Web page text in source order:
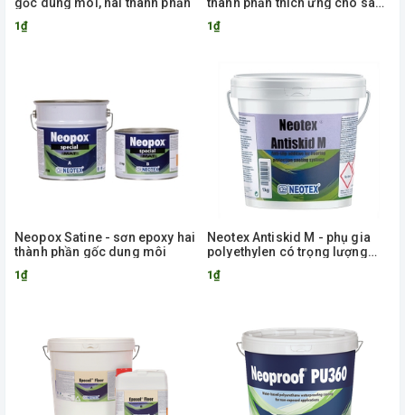
1₫ 1₫
Neopox Satine - sơn epoxy hai
thành phần gốc dung môi
1₫
Neotex Antiskid M - phụ gia
polyethylen có trọng lượng
1₫